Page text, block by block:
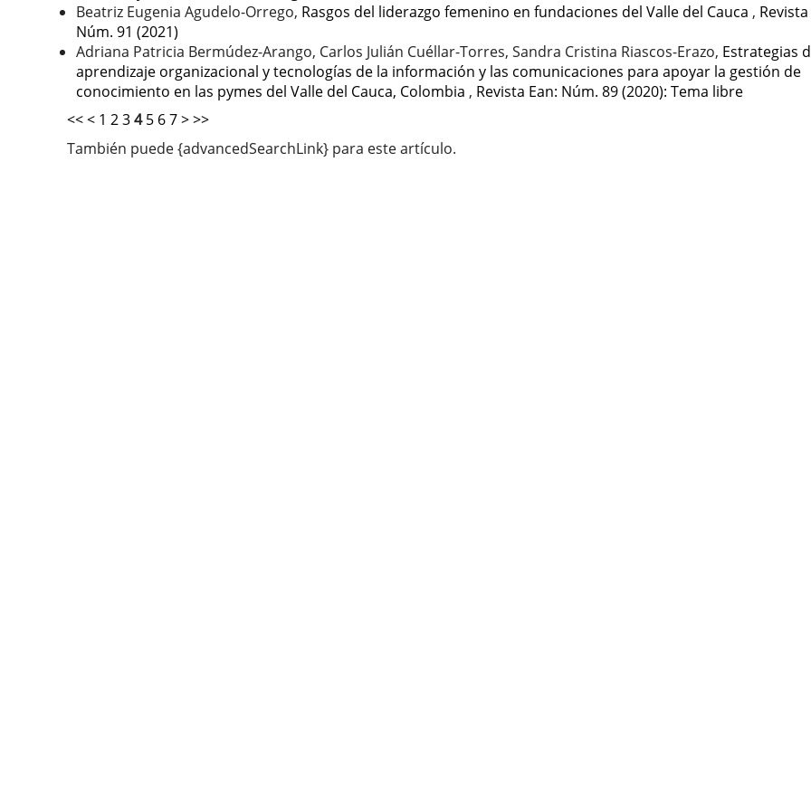
Beatriz Eugenia Agudelo-Orrego, Rasgos del liderazgo femenino en fundaciones del Valle del Cauca ,
Núm. 91 (2021)
Adriana Patricia Bermúdez-Arango, Carlos Julián Cuéllar-Torres, Sandra Cristina Riascos-Erazo, Estrategias
aprendizaje organizacional y tecnologías de la información y las comunicaciones para apoyar la gestión de
conocimiento en las pymes del Valle del Cauca, Colombia , Revista Ean: Núm. 89 (2020): Tema libre
<<< 1 234 5 67>>>
También puede {advancedSearchLink} para este artículo.